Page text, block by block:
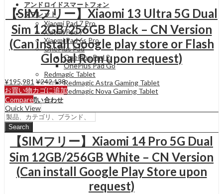
アンドロイドスマートフォン
タブレット
Xiaomi Pad 7 Pro
Xiaomi Pad 7
Xiaomi Pad 6s Pro
OnePlus Pad
OnePlus Pad 2
OnePlus Pad Go
Redmagic Tablet
Redmagic Astra Gaming Tablet
Redmagic Nova Gaming Tablet
お問い合わせ
Search
【SIMフリー】Xiaomi 13 Ultra 5G Dual
Sim 12GB/256GB Black – CN Version
(Can install Google play store or Flash
Global Rom upon request)
¥195,981 ¥242,138
お買い物カゴに追加
Compare
Quick View
【SIMフリー】Xiaomi 14 Pro 5G Dual
Sim 12GB/256GB White – CN Version
(Can install Google Play Store upon
request)